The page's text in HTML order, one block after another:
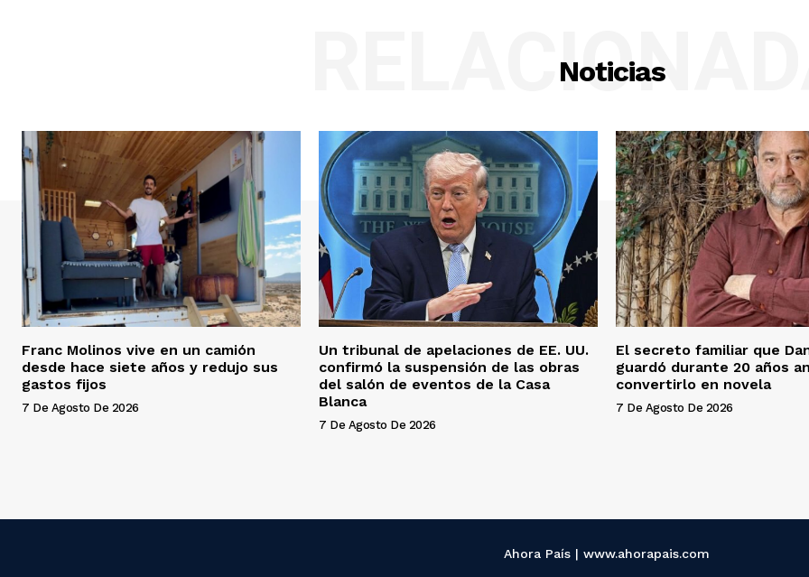
Noticias
Franc Molinos vive en un camión
desde hace siete años y redujo sus
gastos fijos
7 De Agosto De 2026
Un tribunal de apelaciones de EE. UU.
confirmó la suspensión de las obras
del salón de eventos de la Casa
Blanca
7 De Agosto De 2026
El secreto familiar que
guardó durante 20 años
convertirlo en novela
7 De Agosto De 2026
Ahora País | www.ahorapais.com